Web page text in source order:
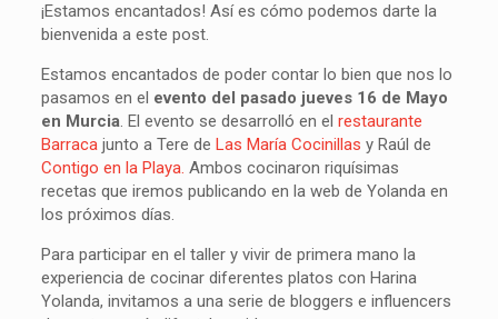
¡Estamos encantados! Así es cómo podemos darte la
bienvenida a este post.
Estamos encantados de poder contar lo bien que nos lo
pasamos en el evento del pasado jueves 16 de Mayo
en Murcia. El evento se desarrolló en el restaurante
Barracajunto a Tere de Las María Cocinillas y Raúl de
Contigo en la Playa. Ambos cocinaron riquísimas
recetas que iremos publicando en la web de Yolanda en
los próximos días.
Para participar en el taller y vivir de primera mano la
experiencia de cocinar diferentes platos con Harina
Yolanda, invitamos a una serie de bloggers e influencers